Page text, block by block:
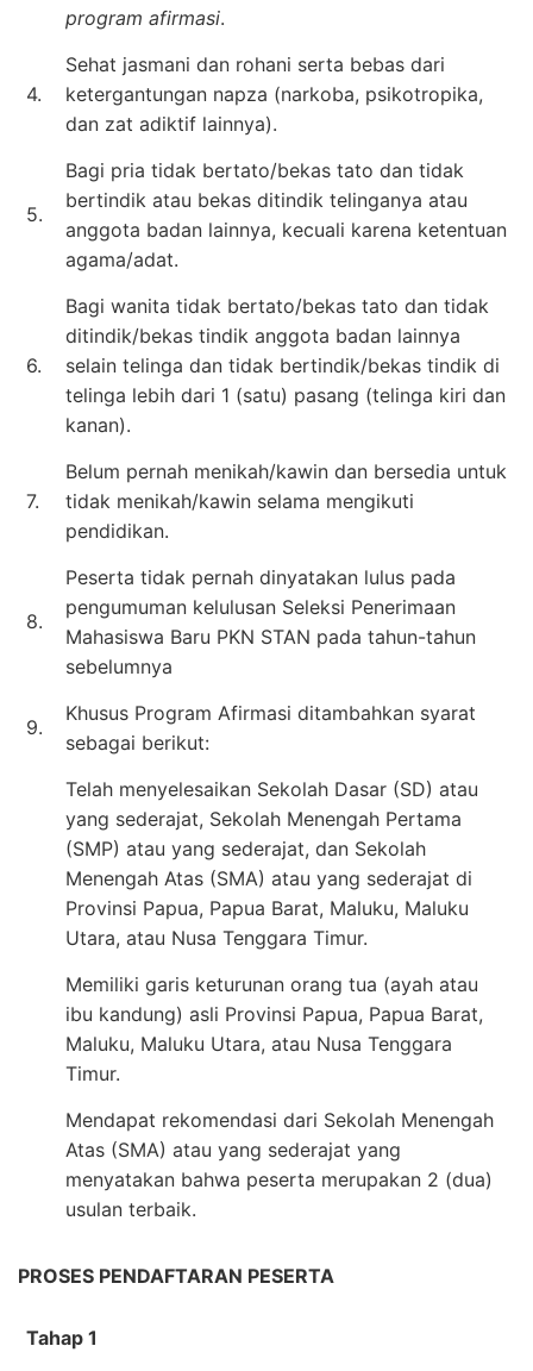
program afirmasi.
4.
Sehat jasmani dan rohani serta bebas dari
ketergantungan napza (narkoba, psikotropika,
dan zat adiktif lainnya).
5.
Bagi pria tidak bertato/bekas tato dan tidak
bertindik atau bekas ditindik telinganya atau
anggota badan lainnya, kecuali karena ketentuan
agama/adat.
6.
Bagi wanita tidak bertato/bekas tato dan tidak
ditindik/bekas tindik anggota badan lainnya
selain telinga dan tidak bertindik/bekas tindik di
telinga lebih dari 1 (satu) pasang (telinga kiri dan
kanan).
7.
Belum pernah menikah/kawin dan bersedia untuk
tidak menikah/kawin selama mengikuti
pendidikan.
8.
Peserta tidak pernah dinyatakan lulus pada
pengumuman kelulusan Seleksi Penerimaan
Mahasiswa Baru PKN STAN pada tahun-tahun
sebelumnya
9.
Khusus Program Afirmasi ditambahkan syarat
sebagai berikut:
Telah menyelesaikan Sekolah Dasar (SD) atau
yang sederajat, Sekolah Menengah Pertama
(SMP) atau yang sederajat, dan Sekolah
Menengah Atas (SMA) atau yang sederajat di
Provinsi Papua, Papua Barat, Maluku, Maluku
Utara, atau Nusa Tenggara Timur.
Memiliki garis keturunan orang tua (ayah atau
ibu kandung) asli Provinsi Papua, Papua Barat,
Maluku, Maluku Utara, atau Nusa Tenggara
Timur.
Mendapat rekomendasi dari Sekolah Menengah
Atas (SMA) atau yang sederajat yang
menyatakan bahwa peserta merupakan 2 (dua)
usulan terbaik.
PROSES PENDAFTARAN PESERTA
Tahap 1